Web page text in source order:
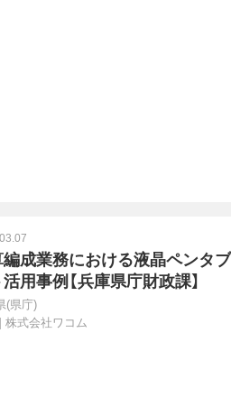
成業務における液晶ペンタ
用事例【兵庫県庁財政課】
(県庁)
株式会社ワコム